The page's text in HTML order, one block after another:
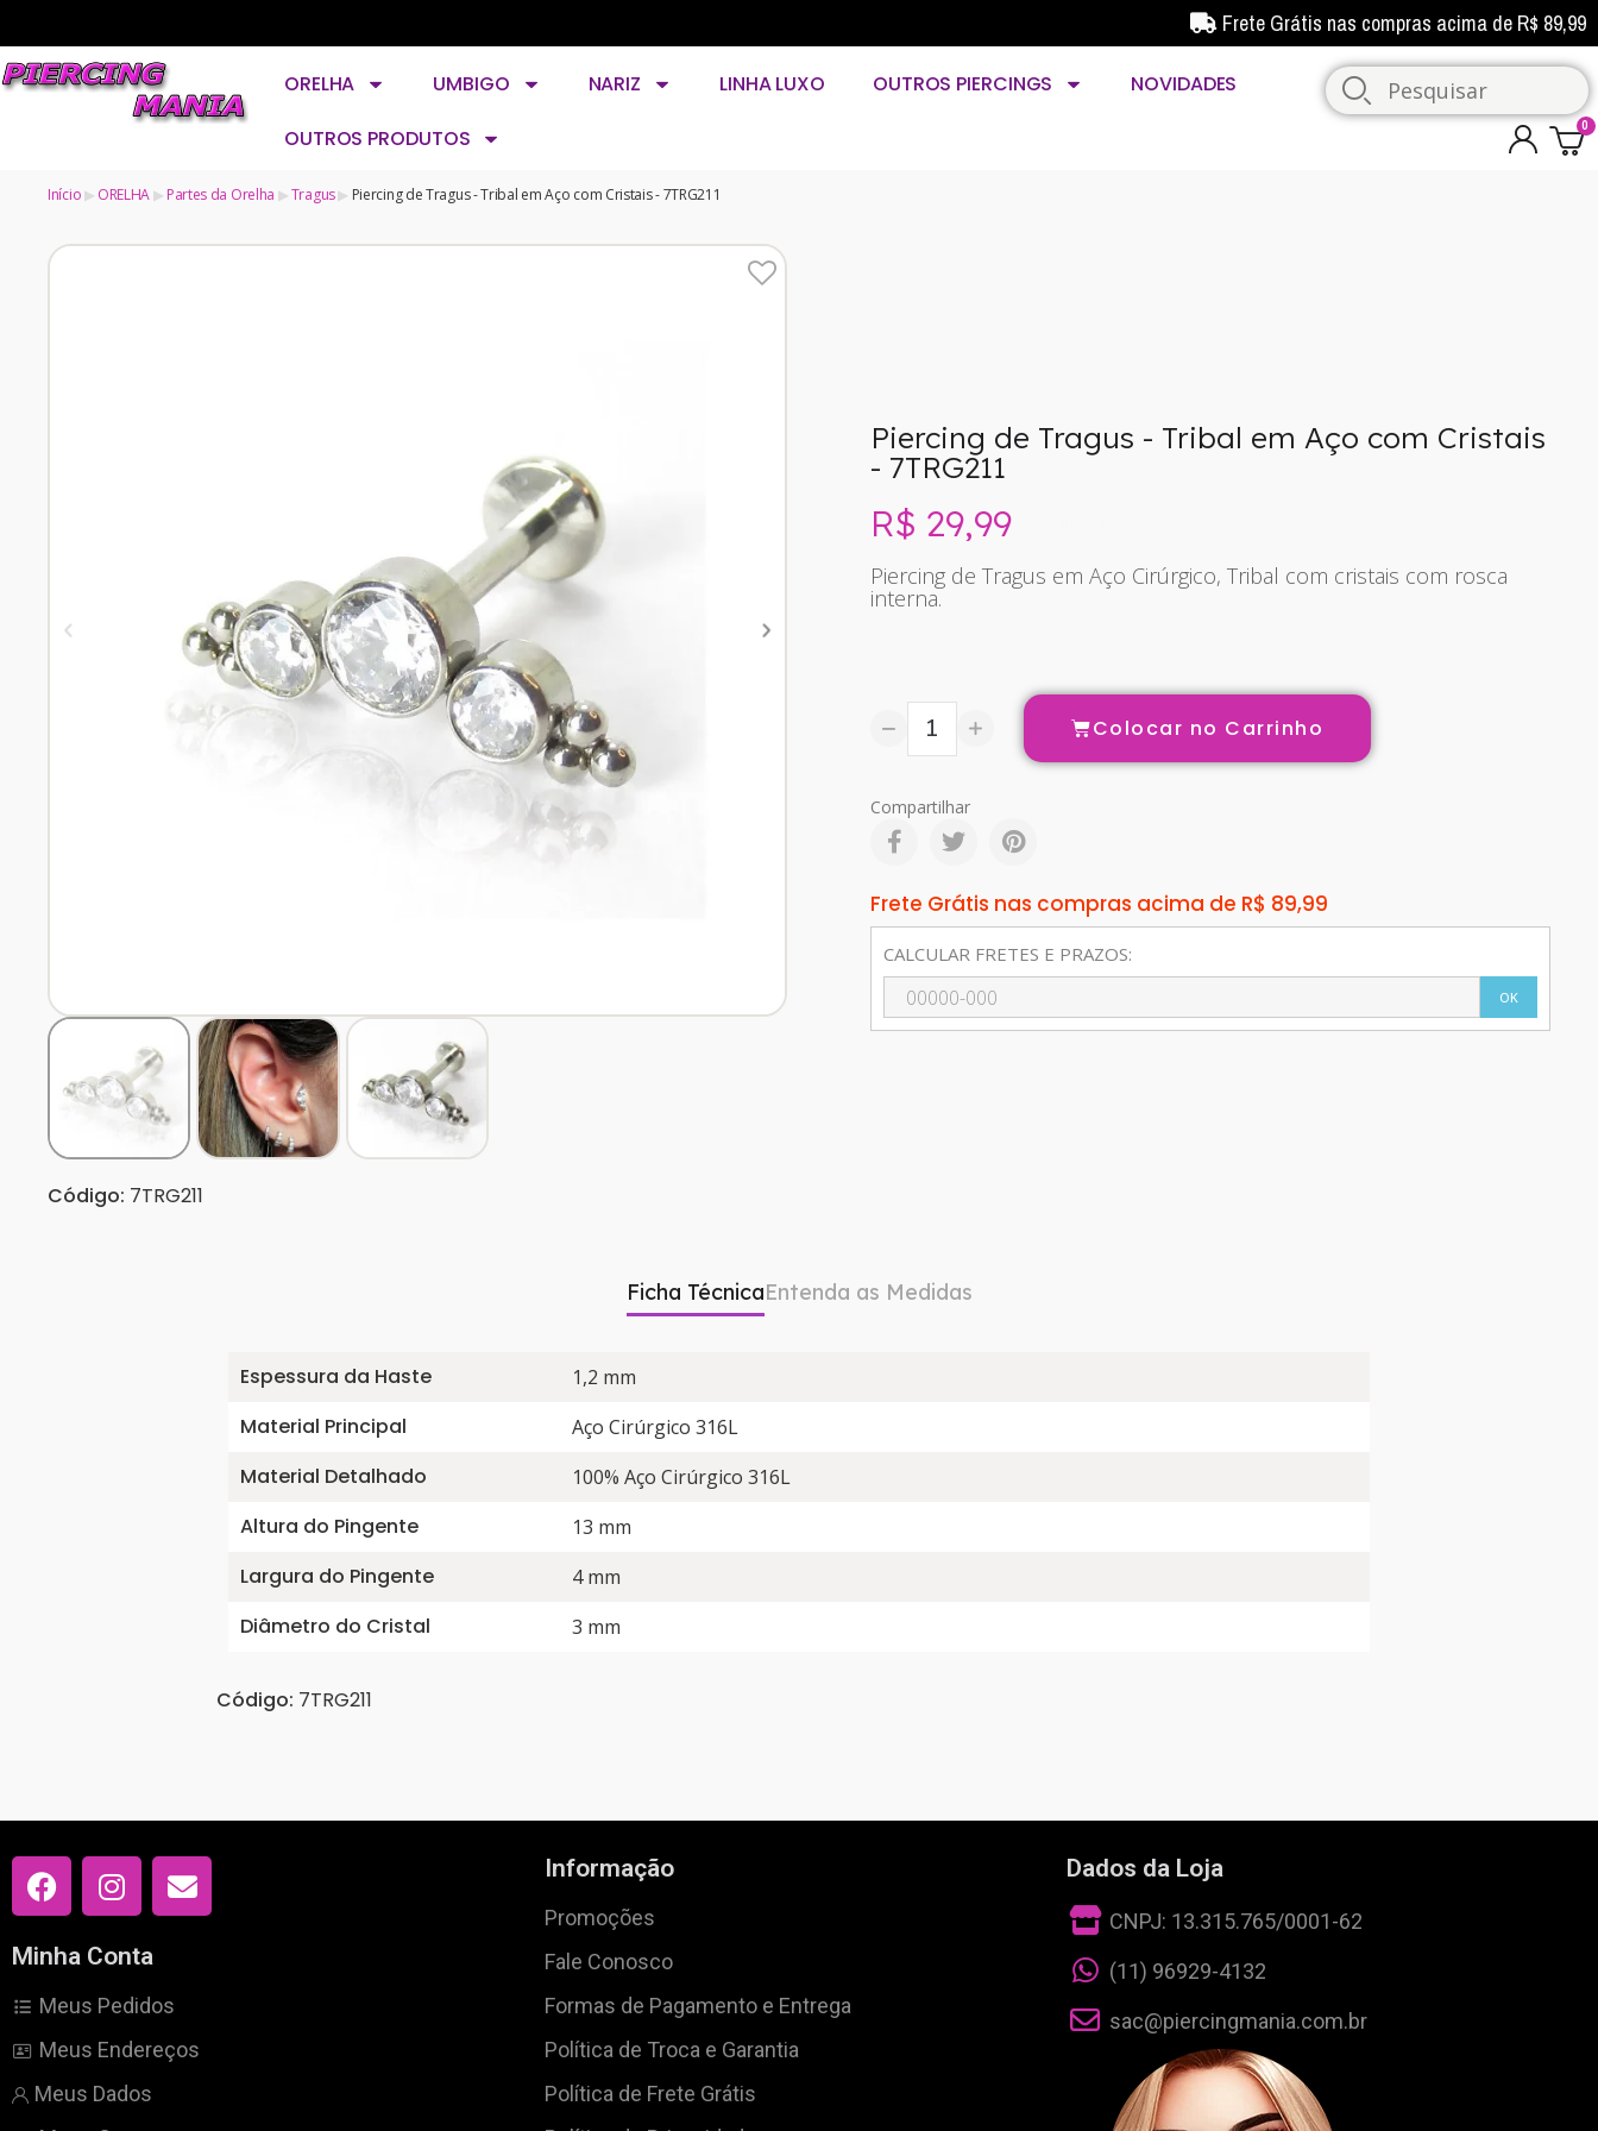
Frete Grátis nas compras acima de R$ 89,99
ORELHA UMBIGO NARIZ LINHA LUXO OUTROS PIERCINGS
NOVIDADES
OUTROS PRODUTOS
Início ORELHA Partes da Orelha Tragus Piercing de Tragus - Tribal em Aço com Cristais - 7TRG211
Código: 7TRG211
Piercing de Tragus - Tribal em Aço com Cristais
- 7TRG211
R$ 29,99
Piercing de Tragus em Aço Cirúrgico, Tribal com cristais com rosca
interna.
Colocar no Carrinho
Compartilhar
Frete Grátis nas compras acima de R$ 89,99
CALCULAR FRETES E PRAZOS:
OK
Ficha TécnicaEntenda as Medidas
Espessura da Haste 1,2 mm
Material Principal Aço Cirúrgico 316L
Material Detalhado 100% Aço Cirúrgico 316L
Altura do Pingente 13 mm
Largura do Pingente 4 mm
Diâmetro do Cristal 3 mm
Código: 7TRG211
Minha Conta
Meus Pedidos
Meus Endereços
Meus Dados
Informação
Promoções
Fale Conosco
Formas de Pagamento e Entrega
Política de Troca e Garantia
Política de Frete Grátis
Dados da Loja
CNPJ: 13.315.765/0001-62
(11) 96929-4132
sac@piercingmania.com.br